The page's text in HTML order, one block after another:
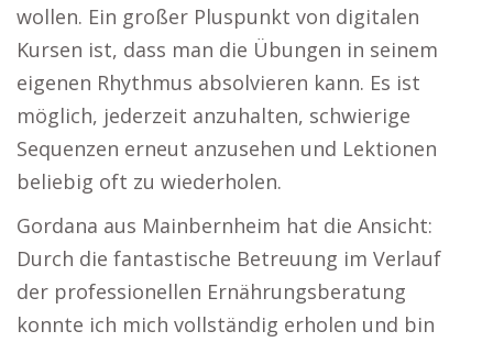
wollen. Ein großer Pluspunkt von digitalen
Kursen ist, dass man die Übungen in seinem
eigenen Rhythmus absolvieren kann. Es ist
möglich, jederzeit anzuhalten, schwierige
Sequenzen erneut anzusehen und Lektionen
beliebig oft zu wiederholen.
Gordana aus Mainbernheim hat die Ansicht:
Durch die fantastische Betreuung im Verlauf
der professionellen Ernährungsberatung
konnte ich mich vollständig erholen und bin